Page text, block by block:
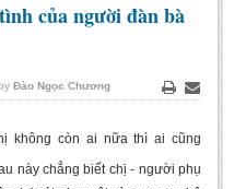
Literature
của người đàn bà
PrintEmail
Đào Ngọc Chương
không còn ai nữa thì ai cũng
này chẳng biết chị - người phụ